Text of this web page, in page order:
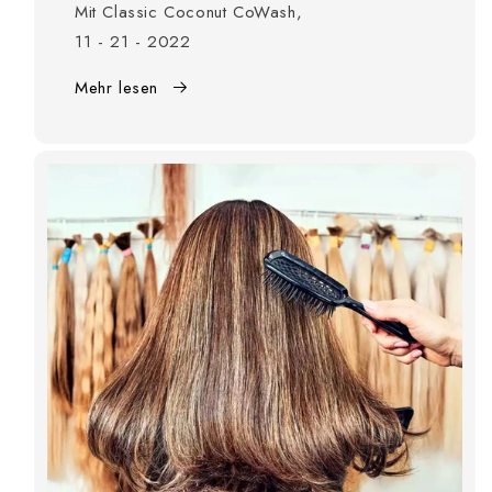
Mit Classic Coconut CoWash,
11 - 21 - 2022
Mehr lesen